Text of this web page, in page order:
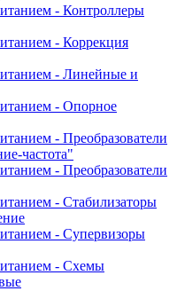
- Контроллеры
- Коррекция
- Линейные и
- Опорное
- Преобразователи
частота"
- Преобразователи
- Стабилизаторы
- Супервизоры
- Схемы